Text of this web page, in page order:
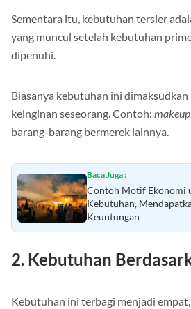
Sementara itu, kebutuhan tersier
yang muncul setelah kebutuhan
dipenuhi.
Biasanya kebutuhan ini
keinginan seseorang. Contoh: makeup
barang-barang bermerek lainnya.
Baca Juga :
Contoh Motif Ekonomi
Kebutuhan,
Keuntungan
2. Kebutuhan
Kebutuhan ini terbagi menjadi